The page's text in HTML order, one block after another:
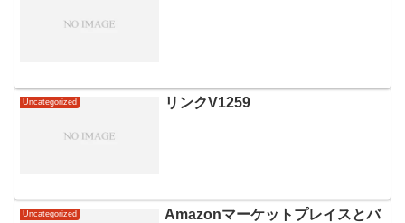
Uncategorized リンクV1259
Uncategorized
Amazonマーケットプレイスとバ